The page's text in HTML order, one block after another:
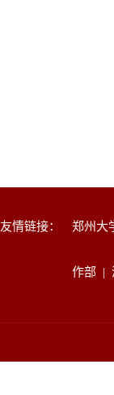
友情链接： 郑州大
作部 |